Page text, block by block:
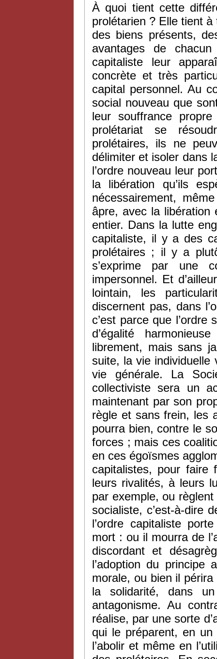
À quoi tient cette
prolétarien ? Elle tient
des biens présents,
avantages de
capitaliste leur
concrète et très
capital personnel. Au
social nouveau que
leur souffrance
prolétariat se
prolétaires, ils ne
délimiter et isoler dans
l’ordre nouveau leur
la libération qu’ils
nécessairement,
âpre, avec la libération
entier. Dans la lutte
capitaliste, il y a des
prolétaires ; il y a
s’exprime par une
impersonnel. Et
lointain, les
discernent pas, dans
c’est parce que l’ordre
d’égalité
librement, mais sans
suite, la vie individuelle
vie générale. La
collectiviste sera un
maintenant par son
règle et sans frein, les
pourra bien, contre le
forces ; mais ces
en ces égoïsmes
capitalistes, pour faire
leurs rivalités, à leurs
par exemple, ou
socialiste, c’est-à-dire
l’ordre capitaliste
mort : ou il mourra de
discordant et
l’adoption du principe
morale, ou bien il périra
la solidarité, dans
antagonisme. Au
réalise, par une sorte
qui le préparent, en
l’abolir et même en